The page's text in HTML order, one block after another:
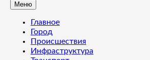
Меню
Главное
Город
Происшествия
Инфраструктура